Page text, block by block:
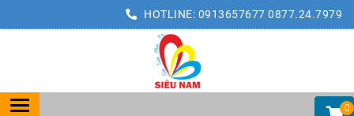
HOTLINE: 0913657677 0877.24.7979
0